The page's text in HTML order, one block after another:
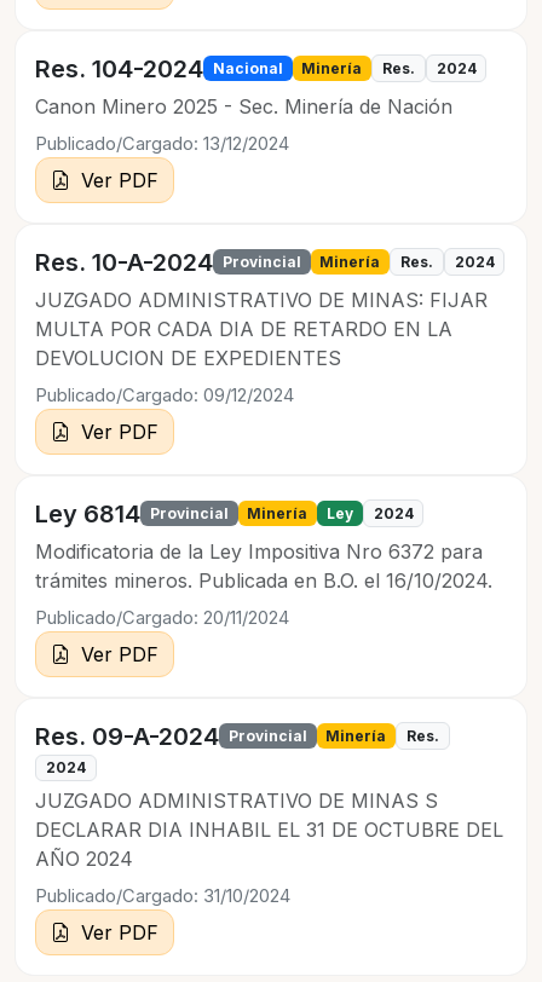
Res. 104-2024 Nacional Minería Res. 2024
Canon Minero 2025 - Sec. Minería de Nación
Publicado/Cargado: 13/12/2024
Ver PDF
Res. 10-A-2024 Provincial Minería Res. 2024
JUZGADO ADMINISTRATIVO DE MINAS: FIJAR
MULTA POR CADA DIA DE RETARDO EN LA
DEVOLUCION DE EXPEDIENTES
Publicado/Cargado: 09/12/2024
Ver PDF
Ley 6814 Provincial Minería Ley 2024
Modificatoria de la Ley Impositiva Nro 6372 para
trámites mineros. Publicada en B.O. el 16/10/2024.
Publicado/Cargado: 20/11/2024
Ver PDF
Res. 09-A-2024 Provincial Minería
Res.
2024
JUZGADO ADMINISTRATIVO DE MINAS S
DECLARAR DIA INHABIL EL 31 DE OCTUBRE DEL
AÑO 2024
Publicado/Cargado: 31/10/2024
Ver PDF